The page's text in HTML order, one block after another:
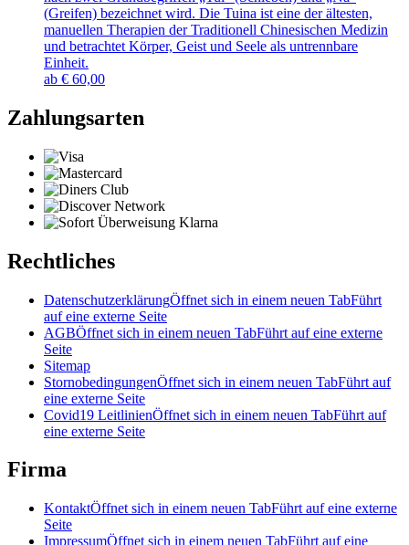
(Greifen) bezeichnet wird. Die Tuina ist eine der ältesten,
manuellen Therapien der Traditionell Chinesischen Medizin
und betrachtet Körper, Geist und Seele als untrennbare
Einheit.
ab € 60,00
Zahlungsarten
Rechtliches
DatenschutzerklärungÖffnet sich in einem neuen TabFührt
auf eine externe Seite
AGBÖffnet sich in einem neuen TabFührt auf eine externe
Seite
Sitemap
StornobedingungenÖffnet sich in einem neuen TabFührt auf
eine externe Seite
Covid19 LeitlinienÖffnet sich in einem neuen TabFührt auf
eine externe Seite
Firma
KontaktÖffnet sich in einem neuen TabFührt auf eine externe
Seite
ImpressumÖffnet sich in einem neuen TabFührt auf eine